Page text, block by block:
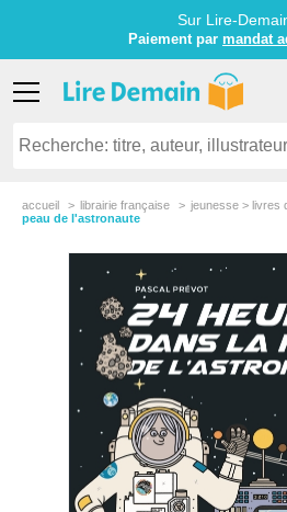
Sur Lire-
Paiement par mandat
accueil librairie française jeunesse > livres
peau de l'astronaute